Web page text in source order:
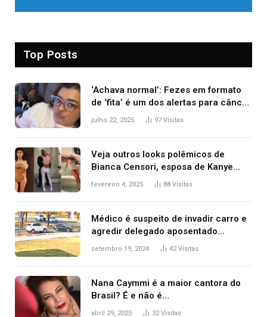
Top Posts
‘Achava normal’: Fezes em formato
de ‘fita’ é um dos alertas para câncer
colorretal; relembre fala de Preta Gil
julho 22, 2025 97 Visitas
Veja outros looks polêmicos de
Bianca Censori, esposa de Kanye
West que apareceu nua no Grammy
fevereiro 4, 2025 88 Visitas
Médico é suspeito de invadir carro e
agredir delegado aposentado
durante confusão no trânsito
setembro 19, 2024 42Visitas
Nana Caymmi é a maior cantora do
Brasil? É e não é…
abril 29, 2025 32Visitas